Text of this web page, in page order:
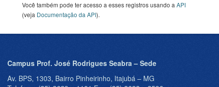
Você também pode ter acesso a esses registros usando a API
(veja Documentação da API).
Campus Prof. José Rodrigues Seabra – Sede
Av. BPS, 1303, Bairro Pinheirinho, Itajubá – MG